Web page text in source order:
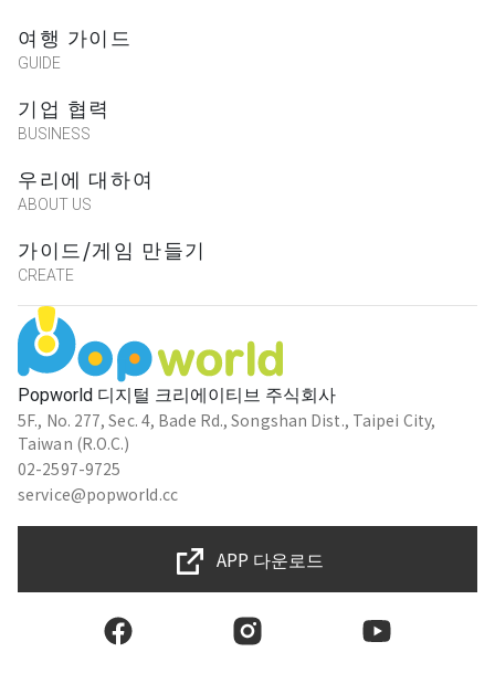
Popworld 디지털 크리에이티브 주식회사
5F., No. 277, Sec. 4, Bade Rd., Songshan Dist., Taipei City,
Taiwan (R.O.C.)
02-2597-9725
service@popworld.cc
여행 가이드
GUIDE
기업 협력
BUSINESS
우리에 대하여
ABOUT US
가이드/게임 만들기
CREATE
APP 다운로드